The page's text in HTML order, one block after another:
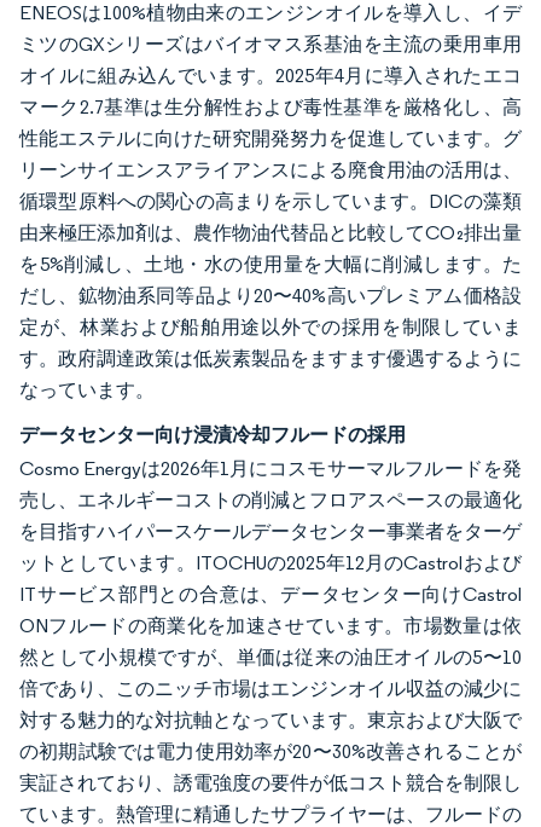
ENEOSは100%植物由来のエンジンオイルを導入し、イデ
ミツのGXシリーズはバイオマス系基油を主流の乗用車用
オイルに組み込んでいます。2025年4月に導入されたエコ
マーク2.7基準は生分解性および毒性基準を厳格化し、高
性能エステルに向けた研究開発努力を促進しています。グ
リーンサイエンスアライアンスによる廃食用油の活用は、
循環型原料への関心の高まりを示しています。DICの藻類
由来極圧添加剤は、農作物油代替品と比較してCO₂排出量
を5%削減し、土地・水の使用量を大幅に削減します。た
だし、鉱物油系同等品より20〜40%高いプレミアム価格設
定が、林業および船舶用途以外での採用を制限していま
す。政府調達政策は低炭素製品をますます優遇するように
なっています。
データセンター向け浸漬冷却フルードの採用
Cosmo Energyは2026年1月にコスモサーマルフルードを発
売し、エネルギーコストの削減とフロアスペースの最適化
を目指すハイパースケールデータセンター事業者をターゲ
ットとしています。ITOCHUの2025年12月のCastrolおよび
ITサービス部門との合意は、データセンター向けCastrol
ONフルードの商業化を加速させています。市場数量は依
然として小規模ですが、単価は従来の油圧オイルの5〜10
倍であり、このニッチ市場はエンジンオイル収益の減少に
対する魅力的な対抗軸となっています。東京および大阪で
の初期試験では電力使用効率が20〜30%改善されることが
実証されており、誘電強度の要件が低コスト競合を制限し
ています。熱管理に精通したサプライヤーは、フルードの